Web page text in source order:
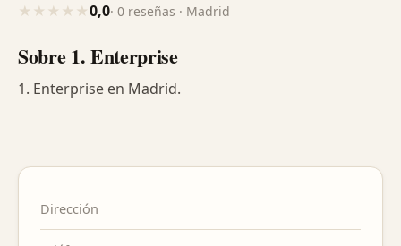
★ ★ ★ ★ ★0,0· 0 reseñas · Madrid
Sobre 1. Enterprise
1. Enterprise en Madrid.
Dirección